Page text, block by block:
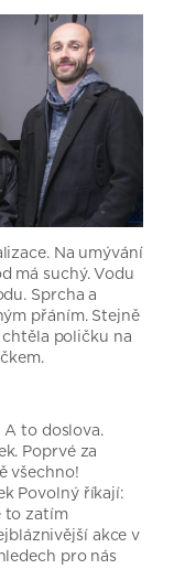
Na umývání
má suchý. Vodu
Sprcha a
přáním. Stejně
poličku na
A to doslova.
Poprvé za
všechno!
Povolný říkají:
to zatím
akce v
pro nás